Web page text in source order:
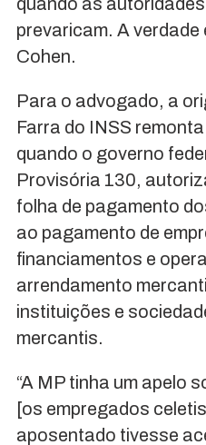
prevaricam. A verdade
Cohen.
Para o advogado, a
Farra do INSS
quando o governo
Provisória 130,
folha de pagamento
ao pagamento de
financiamentos e
arrendamento
instituições e
mercantis.
“A MP tinha um apelo
[os empregados
aposentado tivesse